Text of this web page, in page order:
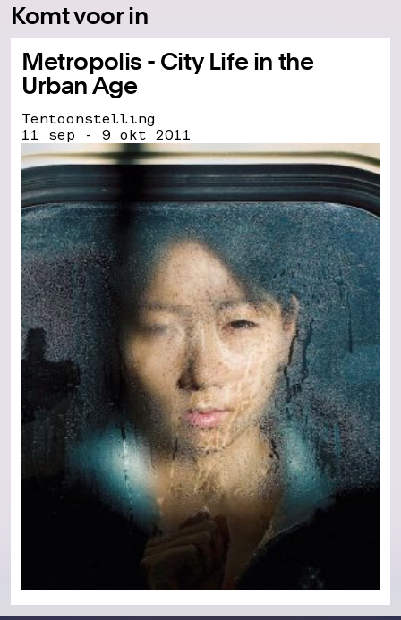
Komt voor in
Metropolis - City Life in the
Urban Age
Tentoonstelling
11 sep - 9 okt 2011